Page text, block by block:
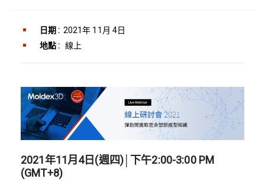
日期 : 2021年 11月 4日
地點 : 線上
2021年11月4日(週四)│下午2:00-3:00 PM
(GMT+8)